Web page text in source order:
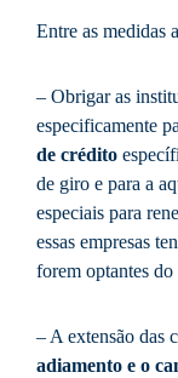
Entre as medidas
– Obrigar as
especificamente
de crédito
de giro e para a
especiais para
essas empresas
forem optantes
– A extensão das
adiamento e o